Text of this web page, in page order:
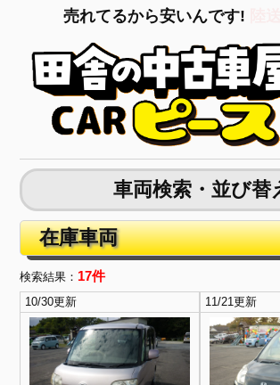
売れてるから安いんです!
車両検索・並び替
在庫車両
検索結果： 17件
10/30更新 11/21更新